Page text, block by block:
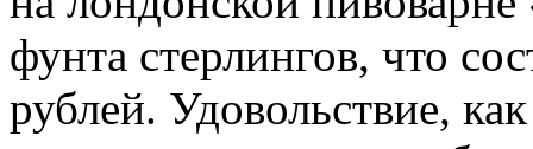
фунта стерлингов, что
рублей. Удовольствие,